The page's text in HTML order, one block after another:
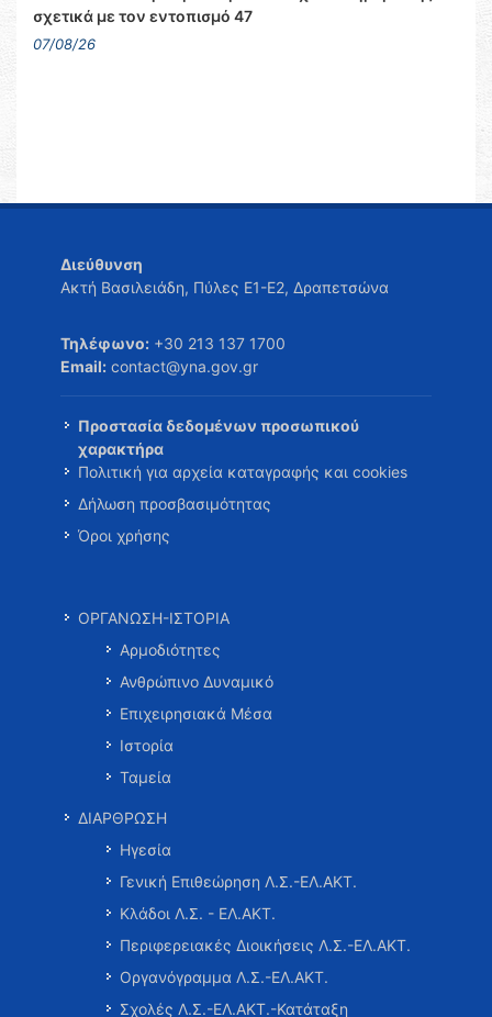
σχετικά με τον εντοπισμό 47
07/08/26
Διεύθυνση
Ακτή Βασιλειάδη, Πύλες Ε1-Ε2, Δραπετσώνα
Τηλέφωνο: +30 213 137 1700
Email: contact@yna.gov.gr
Προστασία δεδομένων προσωπικού
χαρακτήρα
Πολιτική για αρχεία καταγραφής και cookies
Δήλωση προσβασιμότητας
Όροι χρήσης
ΟΡΓΑΝΩΣΗ-ΙΣΤΟΡΙΑ
Αρμοδιότητες
Ανθρώπινο Δυναμικό
Επιχειρησιακά Μέσα
Ιστορία
Ταμεία
ΔΙΑΡΘΡΩΣΗ
Ηγεσία
Γενική Επιθεώρηση Λ.Σ.-ΕΛ.ΑΚΤ.
Κλάδοι Λ.Σ. - ΕΛ.ΑΚΤ.
Περιφερειακές Διοικήσεις Λ.Σ.-ΕΛ.ΑΚΤ.
Οργανόγραμμα Λ.Σ.-ΕΛ.ΑΚΤ.
Σχολές Λ.Σ.-ΕΛ.ΑΚΤ.-Κατάταξη